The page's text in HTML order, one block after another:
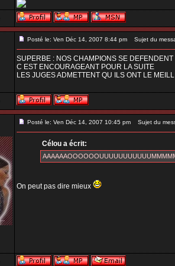
Posté le: Ven Déc 14, 2007 8:44 pm Sujet du
SUPERBE : NOS CHAMPIONS SE
C EST ENCOURAGEANT POUR LA SUITE
LES JUGES ADMETTENT QU ILS ONT LE
Posté le: Ven Déc 14, 2007 10:45 pm Sujet du
Célou a écrit:
On peut pas dire mieux